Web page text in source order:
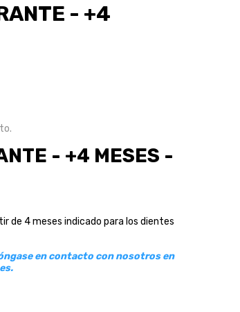
- +4
- +4 MESES -
de 4 meses indicado para los dientes
en contacto con nosotros en